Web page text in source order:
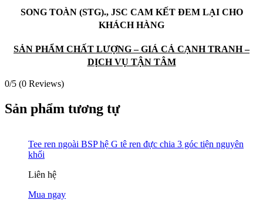
SONG TOÀN (STG)., JSC CAM KẾT ĐEM LẠI CHO
KHÁCH HÀNG
SẢN PHẨM CHẤT LƯỢNG – GIÁ CẢ CẠNH TRANH –
DỊCH VỤ TẬN TÂM
0/5 (0 Reviews)
Sản phẩm tương tự
Tee ren ngoài BSP hệ G tê ren đực chia 3 góc tiện nguyên
khối
Liên hệ
Mua ngay